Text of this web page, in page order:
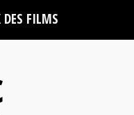
DES FILMS